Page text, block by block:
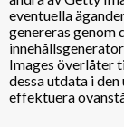
eventuella
genereras genom
Images överlåter
dessa utdata i
effektuera